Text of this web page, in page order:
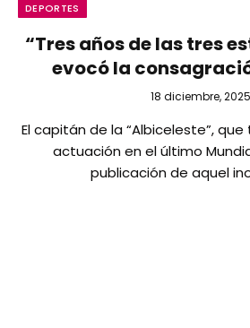
DEPORTES
“Tres años de las tres
evocó la
18 diciembre, 2025
El capitán de la “Albiceleste”,
actuación en el último
publicación de aquel